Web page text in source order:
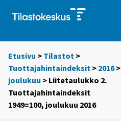
Etusivu > Tilastot >
Tuottajahintaindeksit > 2016>
joulukuu > Liitetaulukko 2.
Tuottajahintaindeksit
1949=100, joulukuu 2016